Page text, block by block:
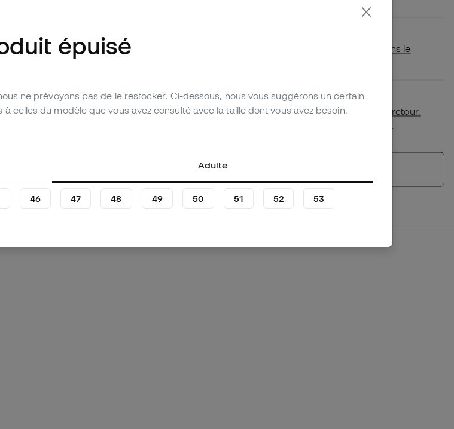
Laissez un avis (3)
Vérifiez si ce produit est disponible dans le
Premier échange de taille gratuit.
Plus de détails dans notrepolitique de retour.
*Non applicable aux produits personnalisés.
épuisé
ne prévoyons pas de le restocker. Ci-dessous, nous vous suggérons un certain
celles du modèle que vous avez consulté avec la taille dont vous avez besoin.
Adulte
46 47 48 49 50 51 52 53